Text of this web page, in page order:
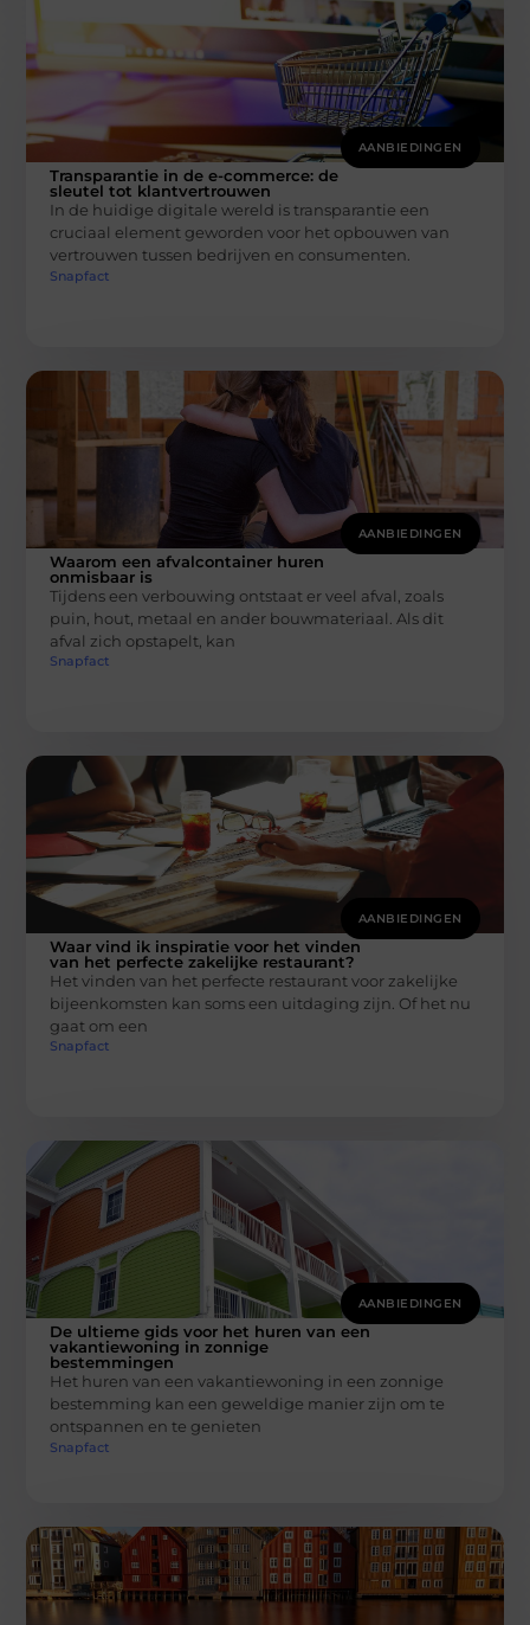
AANBIEDINGEN
Transparantie in de e-commerce: de
sleutel tot klantvertrouwen
In de huidige digitale wereld is transparantie een
cruciaal element geworden voor het opbouwen van
vertrouwen tussen bedrijven en consumenten.
Snapfact
AANBIEDINGEN
Waarom een afvalcontainer huren
onmisbaar is
Tijdens een verbouwing ontstaat er veel afval, zoals
puin, hout, metaal en ander bouwmateriaal. Als dit
afval zich opstapelt, kan
Snapfact
AANBIEDINGEN
Waar vind ik inspiratie voor het vinden
van het perfecte zakelijke restaurant?
Het vinden van het perfecte restaurant voor zakelijke
bijeenkomsten kan soms een uitdaging zijn. Of het nu
gaat om een
Snapfact
AANBIEDINGEN
De ultieme gids voor het huren van een
vakantiewoning in zonnige
bestemmingen
Het huren van een vakantiewoning in een zonnige
bestemming kan een geweldige manier zijn om te
ontspannen en te genieten
Snapfact